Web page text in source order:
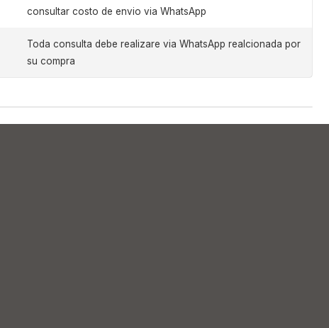
consultar costo de envio via WhatsApp
Toda consulta debe realizare via WhatsApp realcionada por
su compra